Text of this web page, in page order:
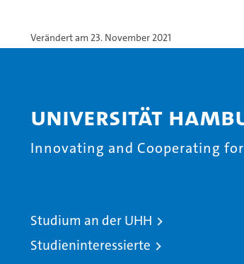
Verändert am 23. November 2021
Universität
Innovating and Cooperating
Studium an der UHH
Studieninteressierte